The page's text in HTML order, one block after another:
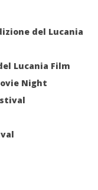
del Lucania
Lucania Film
Night